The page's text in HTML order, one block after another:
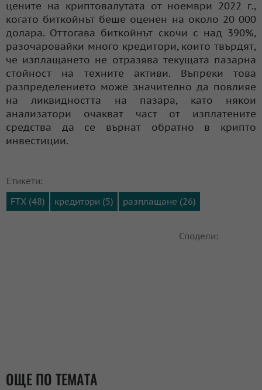
цените на криптовалутата от ноември 2022 г.,
когато биткойнът беше оценен на около 20 000
долара. Оттогава биткойнът скочи с над 390%,
разочаровайки много кредитори, които твърдят,
че изплащането не отразява текущата пазарна
стойност на техните активи. Въпреки това
разпределението може значително да повлияе
на ликвидността на пазара, като някои
анализатори очакват част от изплатените
средства да се върнат обратно в крипто
инвестиции.
Етикети:
FTX (48)
кредитори (5) разплащане (26)
Сподели:
ОЩЕ ПО ТЕМАТА